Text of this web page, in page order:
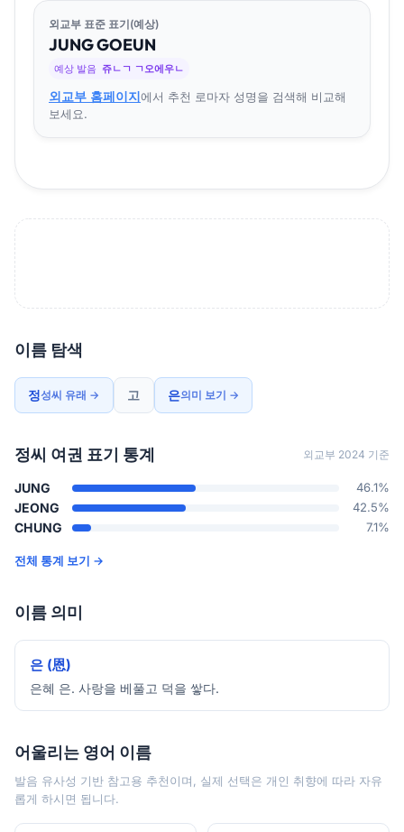
외교부 표준 표기(예상)
JUNGGOEUN
예상 발음 쥬ㄴㄱ ㄱ오에우ㄴ
외교부 홈페이지에서 추천 로마자 성명을 검색해 비교해
보세요.
이름 탐색
정성씨 유래 → 고 은의미 보기 →
정씨 여권 표기 통계 외교부 2024 기준
JUNG 46.1%
JEONG 42.5%
CHUNG 7.1%
전체 통계 보기 →
이름 의미
은 (恩)
은혜 은. 사랑을 베풀고 덕을 쌓다.
어울리는 영어 이름
발음 유사성 기반 참고용 추천이며, 실제 선택은 개인 취향에 따라 자유
롭게 하시면 됩니다.